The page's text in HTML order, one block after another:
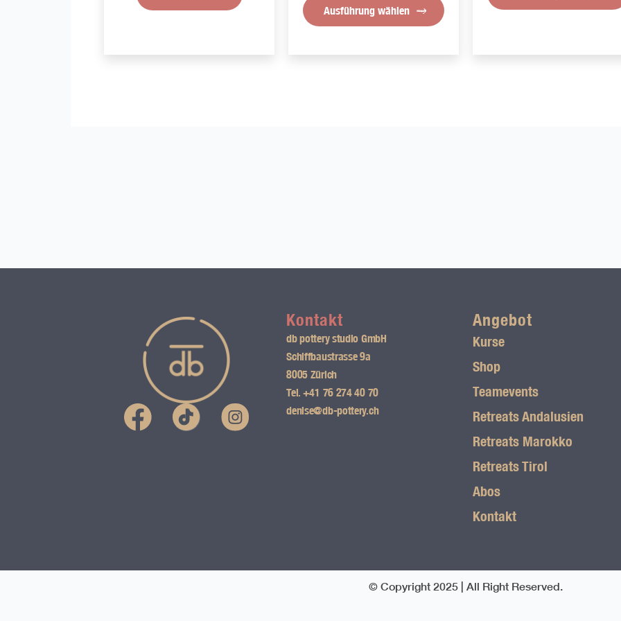
Ausführung wählen
gewählt
I
Kontakt
db pottery studio GmbH
Schiffbaustrasse 9a
8005 Zürich
Tel. +41 76 274 40 70
denise@db-pottery.ch
Angebot
Kurse
Shop
Teamevents
Retreats Andalusien
Retreats Marokko
Retreats Tirol
Abos
Kontakt
© Copyright 2025 | All Right Reserved.